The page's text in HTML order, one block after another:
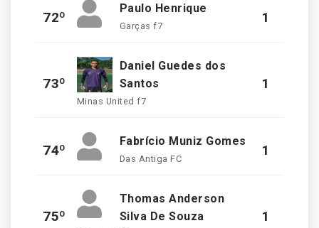
72º
Paulo Henrique
Garças f7
1
73º
Daniel Guedes dos
Santos
Minas United f7
1
74º
Fabrício Muniz Gomes
Das Antiga FC
1
75º
Thomas Anderson
Silva De Souza
1